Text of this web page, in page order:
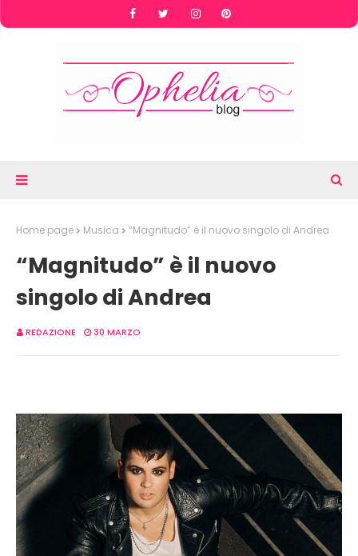
Home page Musica “Magnitudo” è il nuovo singolo di Andrea
“Magnitudo” è il nuovo
singolo di Andrea
REDAZIONE 30 MARZO